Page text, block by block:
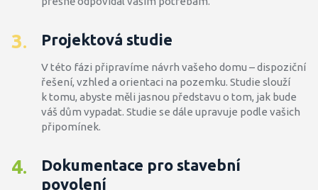
3. Projektová studie
V této fázi připravíme návrh vašeho domu – dispoziční
řešení, vzhled a orientaci na pozemku. Studie slouží
k tomu, abyste měli jasnou představu o tom, jak bude
váš dům vypadat. Studie se dále upravuje podle vašich
připomínek.
4.
Dokumentace pro stavební
povolení